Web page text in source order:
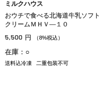
ミルクハウス
おウチで食べる北海道牛乳ソフト
クリームＭＨＶ―１０
5,500 円 （8%税込）
在庫：○
送料込冷凍 二重包装不可